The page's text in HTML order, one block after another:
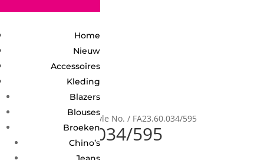
Home
Nieuw
Accessoires
Kleding
Blazers
Blouses
Broeken
Chino’s
/ Product Style No. / FA23.60.034/595
FA23.60.034/595